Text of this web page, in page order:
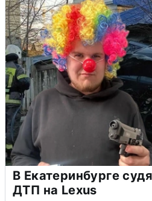
В Екатеринбурге
ДТП на Lexus